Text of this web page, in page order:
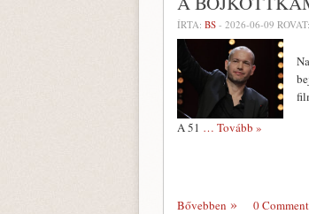
ÍRTA: BS - 2026-06-09 ROVAT:
A 51 … Tovább »
Bővebben 0